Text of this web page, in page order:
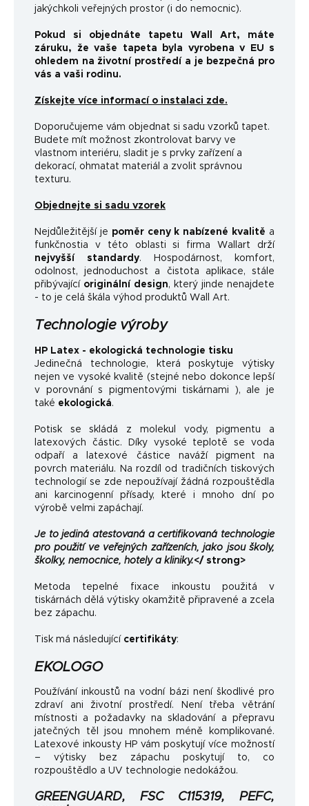
jakýchkoli veřejných prostor (i do nemocnic).
Pokud si objednáte tapetu Wall Art, máte
záruku, že vaše tapeta byla vyrobena v EU s
ohledem na životní prostředí a je bezpečná pro
vás a vaši rodinu.
Získejte více informací o instalaci zde.
Doporučujeme vám objednat si sadu vzorků tapet.
Budete mít možnost zkontrolovat barvy ve
vlastnom interiéru, sladit je s prvky zařízení a
dekorací, ohmatat materiál a zvolit správnou
texturu.
Objednejte si sadu vzorek
Nejdůležitější je poměr ceny k nabízené kvalitě a
funkčnostia v této oblasti si firma Wallart drží
nejvyšší standardy. Hospodárnost, komfort,
odolnost, jednoduchost a čistota aplikace, stále
přibývající originální design, který jinde nenajdete
- to je celá škála výhod produktů Wall Art.
Technologie výroby
HP Latex - ekologická technologie tisku
Jedinečná technologie, která poskytuje výtisky
nejen ve vysoké kvalitě (stejné nebo dokonce lepší
v porovnání s pigmentovými tiskárnami ), ale je
také ekologická.
Potisk se skládá z molekul vody, pigmentu a
latexových částic. Díky vysoké teplotě se voda
odpaří a latexové částice naváží pigment na
povrch materiálu. Na rozdíl od tradičních tiskových
technologií se zde nepoužívají žádná rozpouštědla
ani karcinogenní přísady, které i mnoho dní po
výrobě velmi zapáchají.
Je to jediná atestovaná a certifikovaná technologie
pro použití ve veřejných zařízeních, jako jsou školy,
školky, nemocnice, hotely a kliniky.</ strong>
Metoda tepelné fixace inkoustu použitá v
tiskárnách dělá výtisky okamžitě připravené a zcela
bez zápachu.
Tisk má následující certifikáty:
EKOLOGO
Používání inkoustů na vodní bázi není škodlivé pro
zdraví ani životní prostředí. Není třeba větrání
místnosti a požadavky na skladování a přepravu
jatečných těl jsou mnohem méně komplikované.
Latexové inkousty HP vám poskytují více možností
– výtisky bez zápachu poskytují to, co
rozpouštědlo a UV technologie nedokážou.
GREENGUARD, FSC C115319, PEFC,